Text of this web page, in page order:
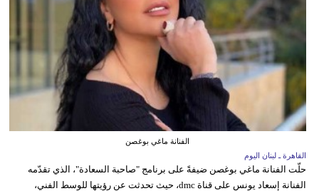
الفنانة ماغي بوغصن
القاهرة ـ لبنان اليوم
حلّت الفنانة ماغي بوغصن ضيفةً على برنامج "صاحبة السعادة"، الذي تقدّمه
الفنانة إسعاد يونس على قناة dmc، حيث تحدثت عن رؤيتها للوسط الفني،